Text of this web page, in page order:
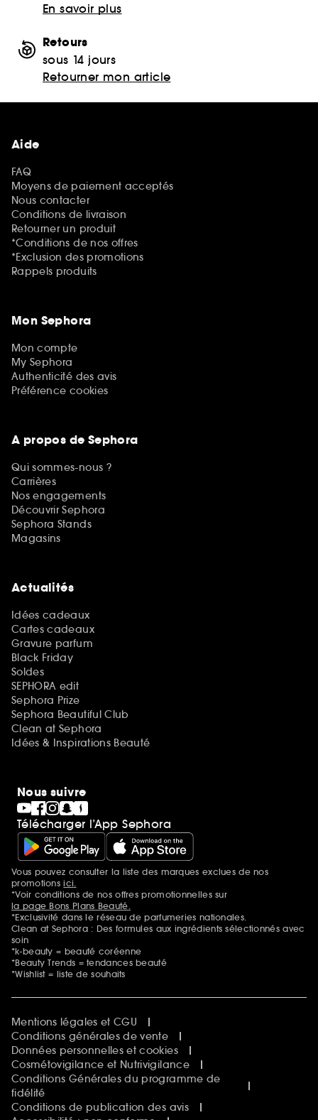
En savoir plus
Retours
sous 14 jours
Retourner mon article
Aide
FAQ
Moyens de paiement acceptés
Nous contacter
Conditions de livraison
Retourner un produit
*Conditions de nos offres
*Exclusion des promotions
Rappels produits
Mon Sephora
Mon compte
My Sephora
Authenticité des avis
Préférence cookies
A propos de Sephora
Qui sommes-nous ?
Carrières
Nos engagements
Découvrir Sephora
Sephora Stands
Magasins
Actualités
Idées cadeaux
Cartes cadeaux
Gravure parfum
Black Friday
Soldes
SEPHORA edit
Sephora Prize
Sephora Beautiful Club
Clean at Sephora
Idées & Inspirations Beauté
Nous suivre
Télécharger l’App Sephora
Mentions additionnelles
Vous pouvez consulter la liste des marques exclues de nos
promotionsici.
*Voir conditions de nos offres promotionnelles sur
la page Bons Plans Beauté.
*Exclusivité dans le réseau de parfumeries nationales.
Clean at Sephora : Des formules aux ingrédients sélectionnés avec
soin
*k-beauty = beauté coréenne
*Beauty Trends = tendances beauté
*Wishlist = liste de souhaits
Mentions légales et CGU
Conditions générales de vente
Données personnelles et cookies
Cosmétovigilance et Nutrivigilance
Conditions Générales du programme de
fidélité
Conditions de publication des avis